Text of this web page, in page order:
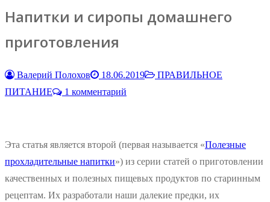
Напитки и сиропы домашнего
приготовления
Валерий Полохов 18.06.2019
ПРАВИЛЬНОЕ
ПИТАНИЕ
1 комментарий
Эта статья является второй (первая называется «Полезные
прохладительные напитки») из серии статей о приготовлении
качественных и полезных пищевых продуктов по старинным
рецептам. Их разработали наши далекие предки, их